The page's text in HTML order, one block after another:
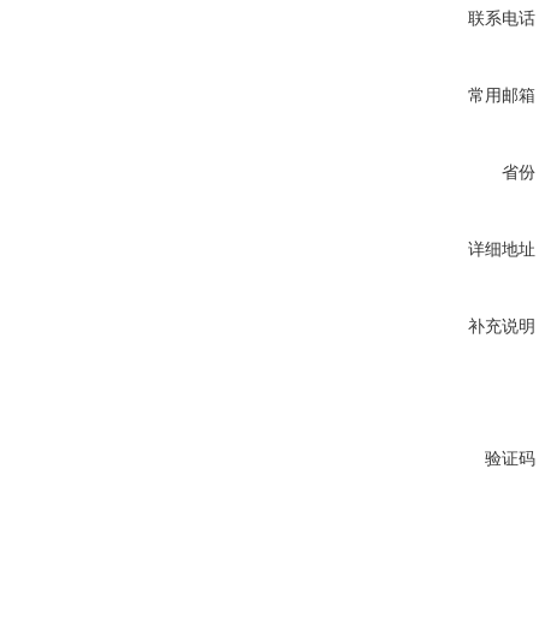
联系电话
常用邮箱
省份
详细地址
补充说明
验证码